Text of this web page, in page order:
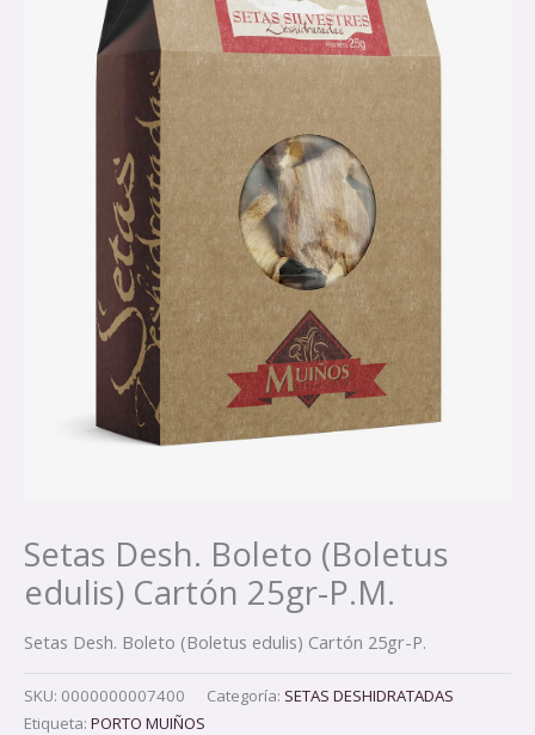
Setas Desh. Boleto (Boletus
edulis) Cartón 25gr-P.M.
Setas Desh. Boleto (Boletus edulis) Cartón 25gr-P.
SKU: 0000000007400 Categoría: SETAS DESHIDRATADAS
Etiqueta: PORTO MUIÑOS